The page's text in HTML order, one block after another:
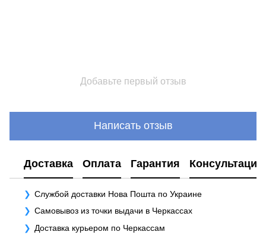
Добавьте первый отзыв
Написать отзыв
Доставка Оплата Гарантия Консультация
Службой доставки Нова Пошта по Украине
Самовывоз из точки выдачи в Черкассах
Доставка курьером по Черкассам